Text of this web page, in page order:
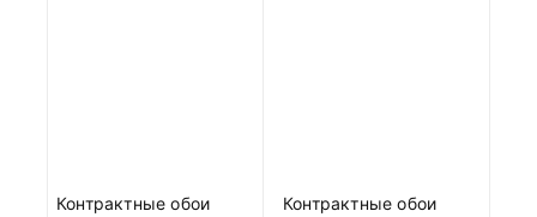
Контрактные обои
Контрактные обои